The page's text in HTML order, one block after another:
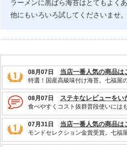
ラーメンに黒ばら海苔はとてもよく
他にもいろいろ試してくださいませ